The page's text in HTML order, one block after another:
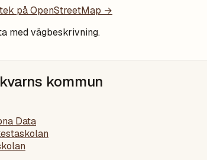
på OpenStreetMap →
med vägbeskrivning.
kommun
Data